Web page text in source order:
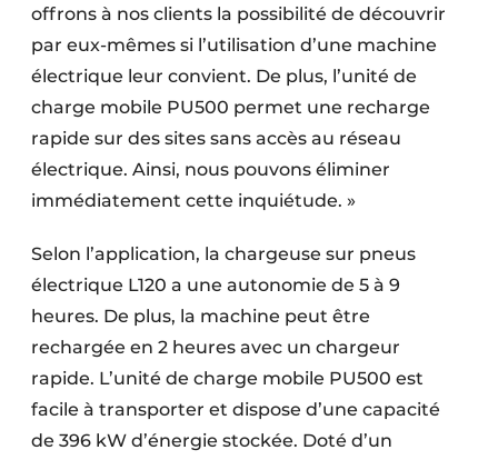
Rénovation
Sécurité incendie
Software
Techniques ferroviaires
offrons à nos clients la possibilité de découvrir
par eux-mêmes si l’utilisation d’une machine
électrique leur convient. De plus, l’unité de
charge mobile PU500 permet une recharge
rapide sur des sites sans accès au réseau
électrique. Ainsi, nous pouvons éliminer
immédiatement cette inquiétude. »
Selon l’application, la chargeuse sur pneus
électrique L120 a une autonomie de 5 à 9
heures. De plus, la machine peut être
rechargée en 2 heures avec un chargeur
rapide. L’unité de charge mobile PU500 est
facile à transporter et dispose d’une capacité
de 396 kW d’énergie stockée. Doté d’un